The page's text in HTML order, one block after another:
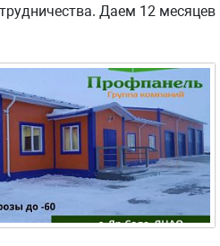
Даем 12 месяцев